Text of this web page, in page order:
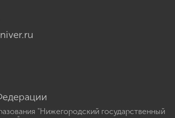
"Нижегородский государственный